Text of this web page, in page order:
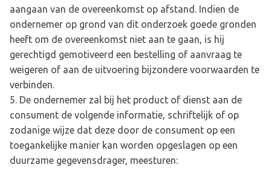
aangaan van de overeenkomst op afstand. Indien de
ondernemer op grond van dit onderzoek goede gronden
heeft om de overeenkomst niet aan te gaan, is hij
gerechtigd gemotiveerd een bestelling of aanvraag te
weigeren of aan de uitvoering bijzondere voorwaarden te
verbinden.
De ondernemer zal bij het product of dienst aan de
consument de volgende informatie, schriftelijk of op
zodanige wijze dat deze door de consument op een
toegankelijke manier kan worden opgeslagen op een
duurzame gegevensdrager, meesturen: